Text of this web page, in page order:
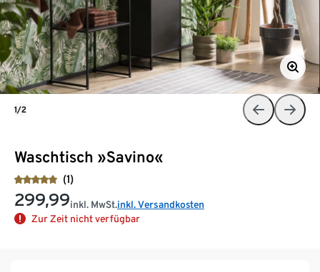
Waschtisch »Savino«
(1)
299,99inkl. MwSt.inkl. Versandkosten
Zur Zeit nicht verfügbar
1/2